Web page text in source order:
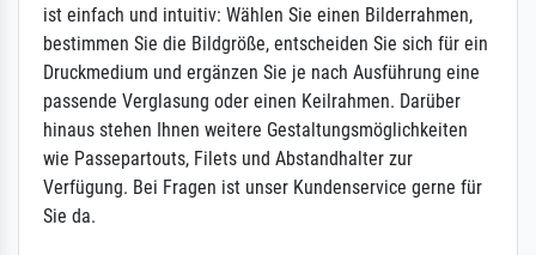
ist einfach und intuitiv: Wählen Sie einen Bilderrahmen,
bestimmen Sie die Bildgröße, entscheiden Sie sich für ein
Druckmedium und ergänzen Sie je nach Ausführung eine
passende Verglasung oder einen Keilrahmen. Darüber
hinaus stehen Ihnen weitere Gestaltungsmöglichkeiten
wie Passepartouts, Filets und Abstandhalter zur
Verfügung. Bei Fragen ist unser Kundenservice gerne für
Sie da.